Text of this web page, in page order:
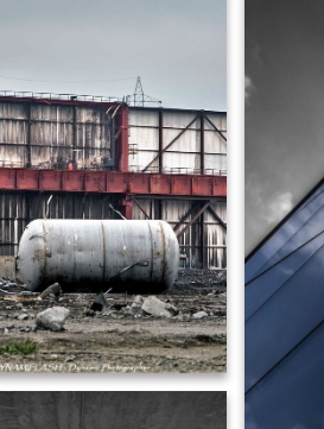
Les Monochromes
Les Portraits
Les Paysages
Les Reflets
Le Sport
L’Urbex